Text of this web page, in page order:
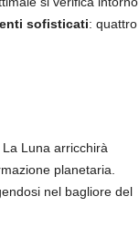
sofisticati: quattro
Luna arricchirà
planetaria.
nel bagliore del